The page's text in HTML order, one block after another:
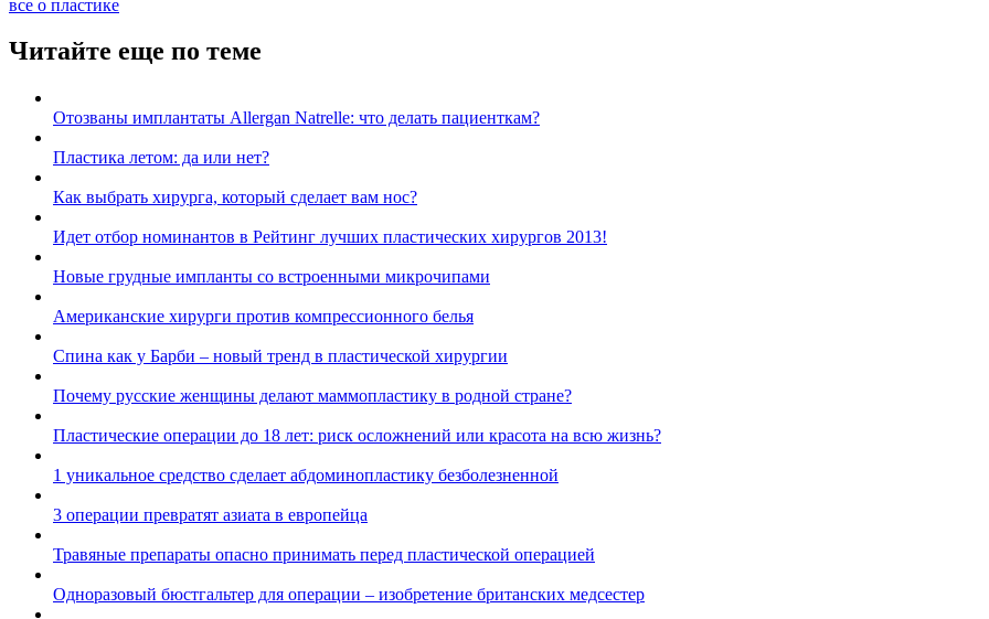
все о пластике
Читайте еще по теме
Отозваны имплантаты Allergan Natrelle: что делать пациенткам?
Пластика летом: да или нет?
Как выбрать хирурга, который сделает вам нос?
Идет отбор номинантов в Рейтинг лучших пластических хирургов 2013!
Новые грудные импланты со встроенными микрочипами
Американские хирурги против компрессионного белья
Спина как у Барби – новый тренд в пластической хирургии
Почему русские женщины делают маммопластику в родной стране?
Пластические операции до 18 лет: риск осложнений или красота на всю жизнь?
1 уникальное средство сделает абдоминопластику безболезненной
3 операции превратят азиата в европейца
Травяные препараты опасно принимать перед пластической операцией
Одноразовый бюстгальтер для операции – изобретение британских медсестер